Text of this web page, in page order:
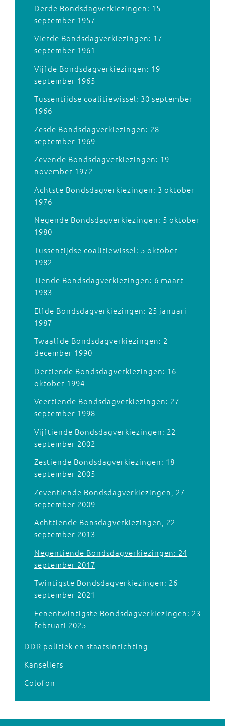
Derde Bondsdagverkiezingen: 15
september 1957
Vierde Bondsdagverkiezingen: 17
september 1961
Vijfde Bondsdagverkiezingen: 19
september 1965
Tussentijdse coalitiewissel: 30 september
1966
Zesde Bondsdagverkiezingen: 28
september 1969
Zevende Bondsdagverkiezingen: 19
november 1972
Achtste Bondsdagverkiezingen: 3 oktober
1976
Negende Bondsdagverkiezingen: 5 oktober
1980
Tussentijdse coalitiewissel: 5 oktober
1982
Tiende Bondsdagverkiezingen: 6 maart
1983
Elfde Bondsdagverkiezingen: 25 januari
1987
Twaalfde Bondsdagverkiezingen: 2
december 1990
Dertiende Bondsdagverkiezingen: 16
oktober 1994
Veertiende Bondsdagverkiezingen: 27
september 1998
Vijftiende Bondsdagverkiezingen: 22
september 2002
Zestiende Bondsdagverkiezingen: 18
september 2005
Zeventiende Bondsdagverkiezingen, 27
september 2009
Achttiende Bonsdagverkiezingen, 22
september 2013
Negentiende Bondsdagverkiezingen: 24
september 2017
Twintigste Bondsdagverkiezingen: 26
september 2021
Eenentwintigste Bondsdagverkiezingen: 23
februari 2025
DDR politiek en staatsinrichting
Kanseliers
Colofon